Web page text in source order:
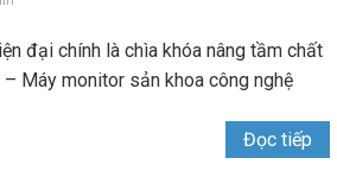
đại chính là chìa khóa nâng tầm chất
Máy monitor sản khoa công nghệ
Đọc tiếp